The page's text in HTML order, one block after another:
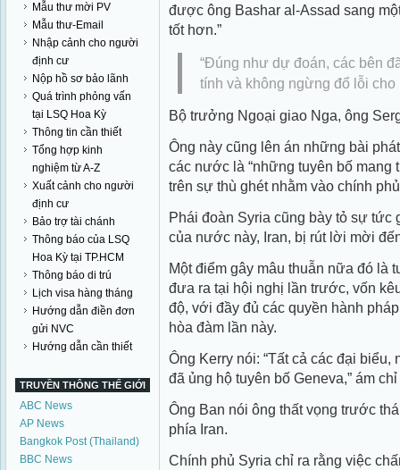
Mẫu thư mời PV
Mẫu thư-Email
Nhập cảnh cho người
định cư
Nộp hồ sơ bảo lãnh
Quá trình phỏng vấn
tại LSQ Hoa Kỳ
Thông tin cần thiết
Tổng hợp kinh
nghiệm từ A-Z
Xuất cảnh cho người
định cư
Bảo trợ tài chánh
Thông báo của LSQ
Hoa Kỳ tại TP.HCM
Thông báo di trú
Lịch visa hàng tháng
Hướng dẫn điền đơn
gửi NVC
Hướng dẫn cần thiết
TRUYỀN THÔNG THẾ GIỚI
ABC News
AP News
Bangkok Post (Thailand)
BBC News
được ông Bashar al-Assad sang
tốt hơn.”
“Đúng như dự đoán, các bên
tính và không ngừng đổ lỗi cho
Bộ trưởng Ngoại giao Nga, ông
Ông này cũng lên án những bài
các nước là “những tuyên bố mang
trên sự thù ghét nhằm vào chính
Phái đoàn Syria cũng bày tỏ sự
của nước này, Iran, bị rút lời mời
Một điểm gây mâu thuẫn nữa đó là
đưa ra tại hội nghị lần trước, vốn
độ, với đầy đủ các quyền hành
hòa đàm lần này.
Ông Kerry nói: “Tất cả các đại
đã ủng hộ tuyên bố Geneva,” ám
Ông Ban nói ông thất vọng trước
phía Iran.
Chính phủ Syria chỉ ra rằng việc